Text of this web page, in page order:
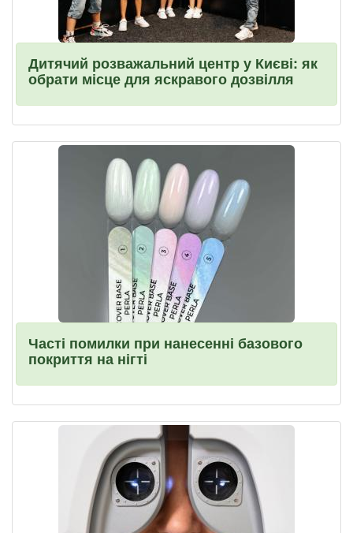
Дитячий розважальний центр у Києві: як
обрати місце для яскравого дозвілля
Часті помилки при нанесенні базового
покриття на нігті